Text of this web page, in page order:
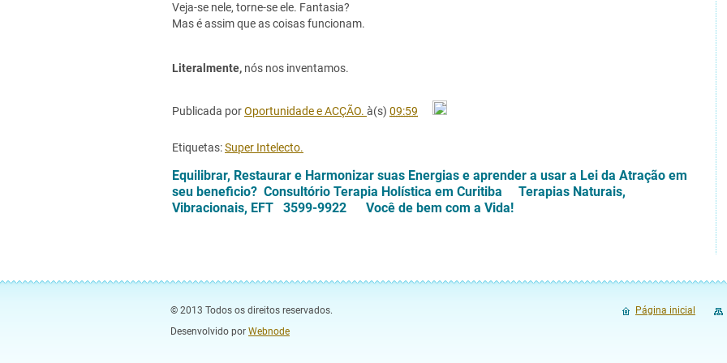
Veja-se nele, torne-se ele. Fantasia?
Mas é assim que as coisas funcionam.
Literalmente, nós nos inventamos.
Publicada porOportunidade e ACÇÃO. à(s) 09:59
Etiquetas:Super Intelecto.
Equilibrar, Restaurar e Harmonizar suas Energias e aprender a usar a Lei da Atração em
seu beneficio? Consultório Terapia Holística em Curitiba Terapias Naturais,
Vibracionais, EFT 3599-9922 Você de bem com a Vida!
© 2013 Todos os direitos reservados.
Desenvolvido por Webnode
Página inicial